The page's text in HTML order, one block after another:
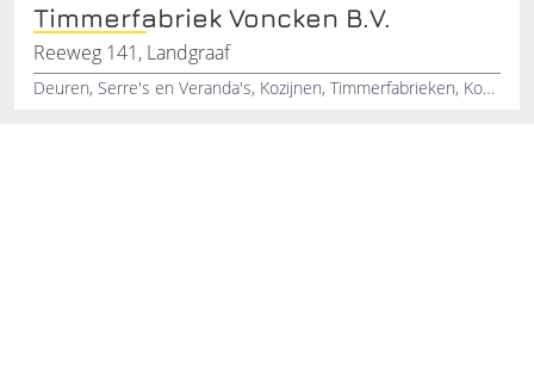
Timmerfabriek Voncken B.V.
Reeweg 141, Landgraaf
Deuren, Serre's en Veranda's, Kozijnen, Timmerfabrieken, Kozijnen en Serrebouw